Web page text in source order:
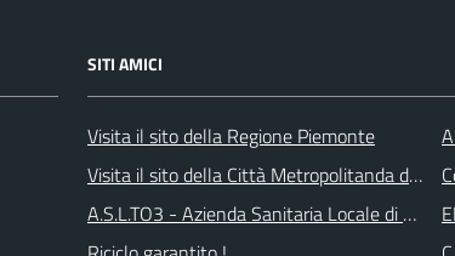
SITI AMICI
Visita il sito della Regione Piemonte
Visita il sito della Città Metropolitanda di
A.S.L.TO3 - Azienda Sanitaria Locale di